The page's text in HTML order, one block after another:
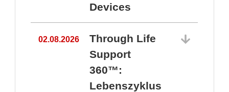
Devices
02.08.2026
Through Life
Support
360™:
Lebenszyklus